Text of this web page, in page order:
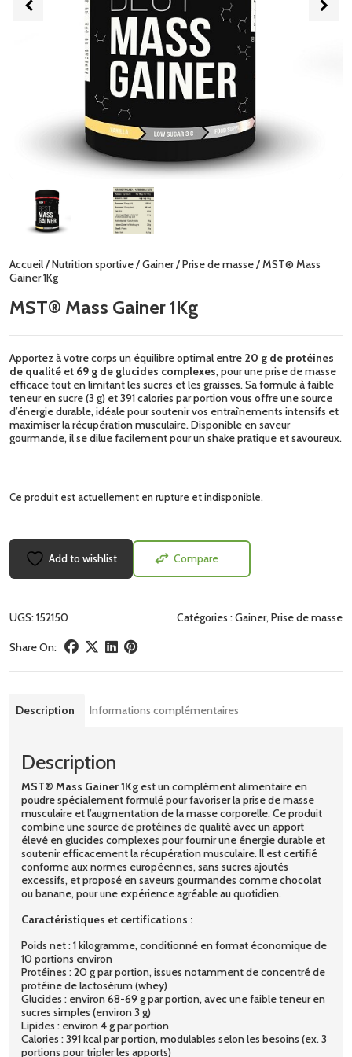
Accueil/Nutrition sportive/Gainer/Prise de masse/ MST® Mass
Gainer 1Kg
MST® Mass Gainer 1Kg
Apportez à votre corps un équilibre optimal entre 20 g de protéines
de qualité et 69 g de glucides complexes, pour une prise de masse
efficace tout en limitant les sucres et les graisses. Sa formule à faible
teneur en sucre (3 g) et 391 calories par portion vous offre une source
d’énergie durable, idéale pour soutenir vos entraînements intensifs et
maximiser la récupération musculaire. Disponible en saveur
gourmande, il se dilue facilement pour un shake pratique et savoureux.
Ce produit est actuellement en rupture et indisponible.
Add to wishlist Compare
UGS:152150 Catégories :Gainer, Prise de masse
Share On:
Description Informations complémentaires
Description
MST® Mass Gainer 1Kg est un complément alimentaire en
poudre spécialement formulé pour favoriser la prise de masse
musculaire et l’augmentation de la masse corporelle. Ce produit
combine une source de protéines de qualité avec un apport
élevé en glucides complexes pour fournir une énergie durable et
soutenir efficacement la récupération musculaire. Il est certifié
conforme aux normes européennes, sans sucres ajoutés
excessifs, et proposé en saveurs gourmandes comme chocolat
ou banane, pour une expérience agréable au quotidien.
Caractéristiques et certifications :
Poids net : 1 kilogramme, conditionné en format économique de
10 portions environ
Protéines : 20 g par portion, issues notamment de concentré de
protéine de lactosérum (whey)
Glucides : environ 68-69 g par portion, avec une faible teneur en
sucres simples (environ 3 g)
Lipides : environ 4 g par portion
Calories : 391 kcal par portion, modulables selon les besoins (ex. 3
portions pour tripler les apports)